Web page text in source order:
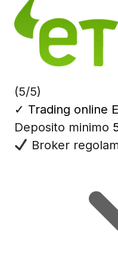
(5/5)
✓ Trading online
Deposito minimo
Broker